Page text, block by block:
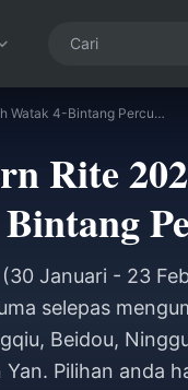
Genshin Lantern Rite 2026: Panduan Memilih Watak 4-Bintang Percuma Terbaik
Rite
Bintang
Januari - 23
selepas
Beidou,
Yan. Pilihan anda